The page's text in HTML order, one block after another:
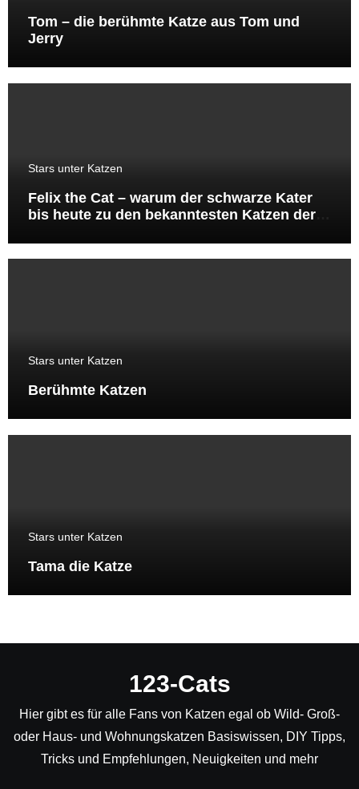
Tom – die berühmte Katze aus Tom und
Jerry
Stars unter Katzen
Felix the Cat – warum der schwarze Kater
bis heute zu den bekanntesten Katzen der
Stars unter Katzen
Berühmte Katzen
Stars unter Katzen
Tama die Katze
123-Cats
Hier gibt es für alle Fans von Katzen egal ob Wild- Groß-
oder Haus- und Wohnungskatzen Basiswissen, DIY Tipps,
Tricks und Empfehlungen, Neuigkeiten und mehr